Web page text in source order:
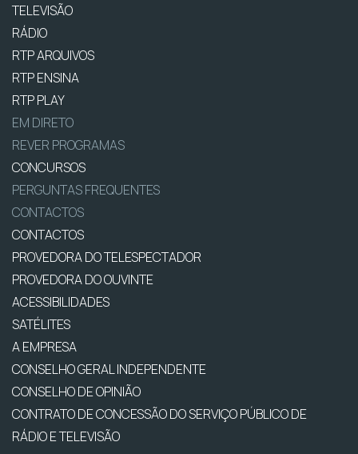
TELEVISÃO
RÁDIO
RTP ARQUIVOS
RTP ENSINA
RTP PLAY
EM DIRETO
REVER PROGRAMAS
CONCURSOS
PERGUNTAS FREQUENTES
CONTACTOS
CONTACTOS
PROVEDORA DO TELESPECTADOR
PROVEDORA DO OUVINTE
ACESSIBILIDADES
SATÉLITES
A EMPRESA
CONSELHO GERAL INDEPENDENTE
CONSELHO DE OPINIÃO
CONTRATO DE CONCESSÃO DO SERVIÇO PÚBLICO DE
RÁDIO E TELEVISÃO